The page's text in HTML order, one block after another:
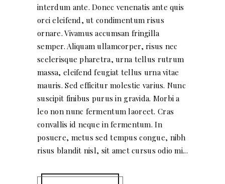
interdum ante. Donec venenatis ante quis
orci eleifend, ut condimentum risus
ornare. Vivamus accumsan fringilla
semper. Aliquam ullamcorper, risus nec
scelerisque pharetra, urna tellus rutrum
massa, eleifend feugiat tellus urna vitae
mauris. Sed efficitur molestie varius. Nunc
suscipit finibus purus in gravida. Morbi a
leo non nunc fermentum laoreet. Cras
convallis id neque in fermentum. In
posuere, metus sed tempus congue, nibh
risus blandit nisl, sit amet cursus odio mi...